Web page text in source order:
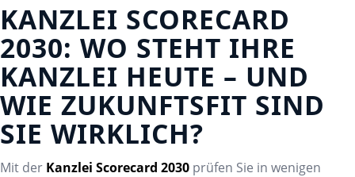
KANZLEI SCORECARD
2030: WO STEHT IHRE
KANZLEI HEUTE – UND
WIE ZUKUNFTSFIT SIND
SIE WIRKLICH?
Mit der Kanzlei Scorecard 2030 prüfen Sie in wenigen